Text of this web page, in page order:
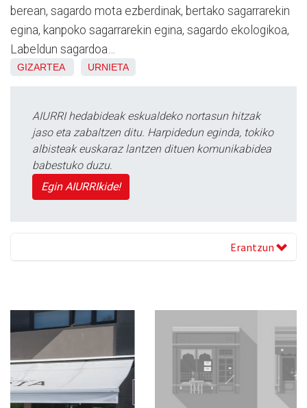
berean, sagardo mota ezberdinak, bertako sagarrarekin
egina, kanpoko sagarrarekin egina, sagardo ekologikoa,
Labeldun sagardoa…
GIZARTEA URNIETA
AIURRI hedabideak eskualdeko nortasun hitzak
jaso eta zabaltzen ditu. Harpidedun eginda, tokiko
albisteak euskaraz lantzen dituen komunikabidea
babestuko duzu.
Egin AIURRIkide!
Erantzun